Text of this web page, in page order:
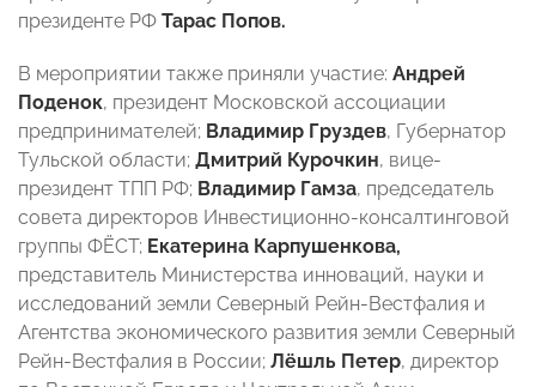
президенте РФ Тарас Попов.
В мероприятии также приняли участие: Андрей
Поденок, президент Московской ассоциации
предпринимателей; Владимир Груздев, Губернатор
Тульской области; Дмитрий Курочкин, вице-
президент ТПП РФ; Владимир Гамза, председатель
совета директоров Инвестиционно-консалтинговой
группы ФЁСТ; Екатерина Карпушенкова,
представитель Министерства инноваций, науки и
исследований земли Северный Рейн-Вестфалия и
Агентства экономического развития земли Северный
Рейн-Вестфалия в России; Лёшль Петер, директор